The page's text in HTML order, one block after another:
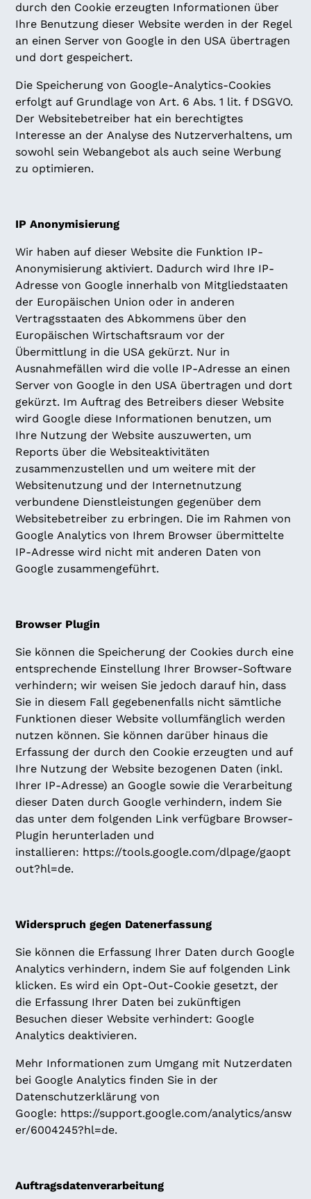
durch den Cookie erzeugten Informationen über
Ihre Benutzung dieser Website werden in der Regel
an einen Server von Google in den USA übertragen
und dort gespeichert.
Die Speicherung von Google-Analytics-Cookies
erfolgt auf Grundlage von Art. 6 Abs. 1 lit. f DSGVO.
Der Websitebetreiber hat ein berechtigtes
Interesse an der Analyse des Nutzerverhaltens, um
sowohl sein Webangebot als auch seine Werbung
zu optimieren.
IP Anonymisierung
Wir haben auf dieser Website die Funktion IP-
Anonymisierung aktiviert. Dadurch wird Ihre IP-
Adresse von Google innerhalb von Mitgliedstaaten
der Europäischen Union oder in anderen
Vertragsstaaten des Abkommens über den
Europäischen Wirtschaftsraum vor der
Übermittlung in die USA gekürzt. Nur in
Ausnahmefällen wird die volle IP-Adresse an einen
Server von Google in den USA übertragen und dort
gekürzt. Im Auftrag des Betreibers dieser Website
wird Google diese Informationen benutzen, um
Ihre Nutzung der Website auszuwerten, um
Reports über die Websiteaktivitäten
zusammenzustellen und um weitere mit der
Websitenutzung und der Internetnutzung
verbundene Dienstleistungen gegenüber dem
Websitebetreiber zu erbringen. Die im Rahmen von
Google Analytics von Ihrem Browser übermittelte
IP-Adresse wird nicht mit anderen Daten von
Google zusammengeführt.
Browser Plugin
Sie können die Speicherung der Cookies durch eine
entsprechende Einstellung Ihrer Browser-Software
verhindern; wir weisen Sie jedoch darauf hin, dass
Sie in diesem Fall gegebenenfalls nicht sämtliche
Funktionen dieser Website vollumfänglich werden
nutzen können. Sie können darüber hinaus die
Erfassung der durch den Cookie erzeugten und auf
Ihre Nutzung der Website bezogenen Daten (inkl.
Ihrer IP-Adresse) an Google sowie die Verarbeitung
dieser Daten durch Google verhindern, indem Sie
das unter dem folgenden Link verfügbare Browser-
Plugin herunterladen und
installieren: https://tools.google.com/dlpage/gaopt
out?hl=de.
Widerspruch gegen Datenerfassung
Sie können die Erfassung Ihrer Daten durch Google
Analytics verhindern, indem Sie auf folgenden Link
klicken. Es wird ein Opt-Out-Cookie gesetzt, der
die Erfassung Ihrer Daten bei zukünftigen
Besuchen dieser Website verhindert: Google
Analytics deaktivieren.
Mehr Informationen zum Umgang mit Nutzerdaten
bei Google Analytics finden Sie in der
Datenschutzerklärung von
Google: https://support.google.com/analytics/answ
er/6004245?hl=de.
Auftragsdatenverarbeitung